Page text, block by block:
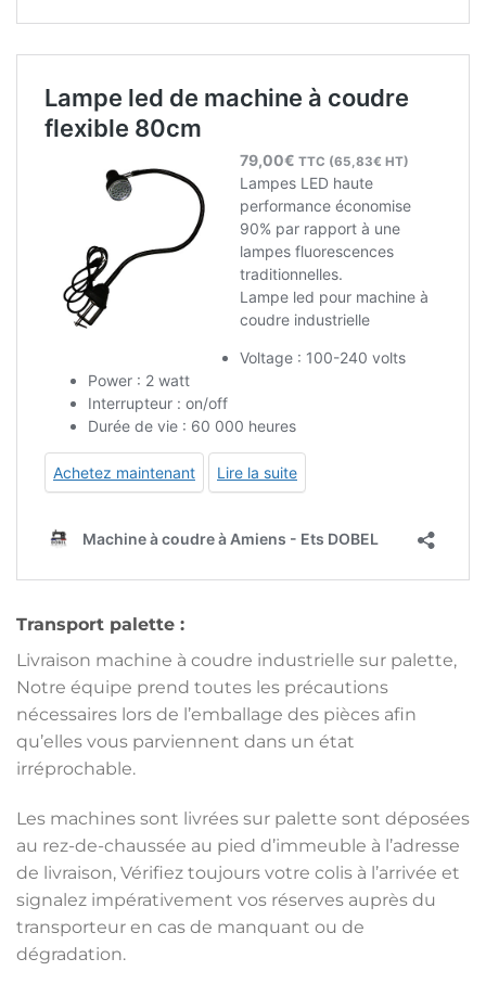
Transport palette :
Livraison machine à coudre industrielle sur palette,
Notre équipe prend toutes les précautions
nécessaires lors de l’emballage des pièces afin
qu’elles vous parviennent dans un état
irréprochable.
Les machines sont livrées sur palette sont déposées
au rez-de-chaussée au pied d’immeuble à l’adresse
de livraison, Vérifiez toujours votre colis à l’arrivée et
signalez impérativement vos réserves auprès du
transporteur en cas de manquant ou de
dégradation.